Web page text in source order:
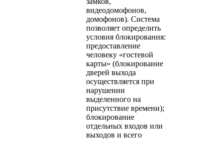
видеодомофонов,
домофонов). Система
позволяет определить
условия блокирования:
предоставление
человеку «гостевой
карты» (блокирование
дверей выхода
осуществляется при
нарушении
выделенного на
присутствие времени);
блокирование
отдельных входов или
выходов и всего